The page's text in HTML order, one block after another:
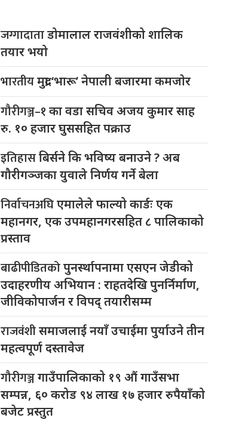
जग्गादाताडोमालाल राजवंशीको शालिक
तयार भयो
भारतीयमुद्रा ‘भारू’ नेपाली बजारमा कमजाेर
गौरीगञ्ज–१का वडा सचिव अजय कुमार साह
रु. १० हजार घुससहित पक्राउ
इतिहासबिर्सने कि भविष्य बनाउने ? अब
गौरीगञ्जका युवाले निर्णय गर्ने बेला
निर्वाचनअघिएमालेले फाल्यो कार्डः एक
महानगर, एक उपमहानगरसहित ८ पालिकाको
प्रस्ताव
बाढीपीडितकोपुनर्स्थापनामा एसएन जेडीको
उदाहरणीय अभियान : राहतदेखि पुनर्निर्माण,
जीविकोपार्जन र विपद् तयारीसम्म
राजवंशीसमाजलाई नयाँ उचाईमा पुर्याउने तीन
महत्वपूर्ण दस्तावेज
गौरीगञ्जगाउँपालिकाको १९ औं गाउँसभा
सम्पन्न, ६० करोड ९४ लाख १७ हजार रुपैयाँको
बजेट प्रस्तुत